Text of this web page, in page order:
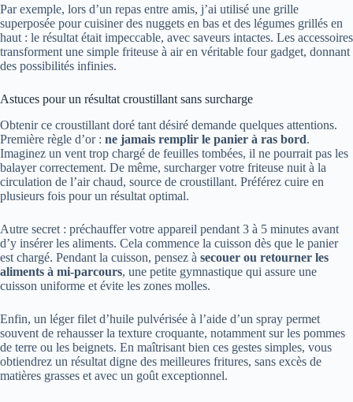
Par exemple, lors d’un repas entre amis, j’ai utilisé une grille
superposée pour cuisiner des nuggets en bas et des légumes grillés en
haut : le résultat était impeccable, avec saveurs intactes. Les accessoires
transforment une simple friteuse à air en véritable four gadget, donnant
des possibilités infinies.
Astuces pour un résultat croustillant sans surcharge
Obtenir ce croustillant doré tant désiré demande quelques attentions.
Première règle d’or : ne jamais remplir le panier à ras bord.
Imaginez un vent trop chargé de feuilles tombées, il ne pourrait pas les
balayer correctement. De même, surcharger votre friteuse nuit à la
circulation de l’air chaud, source de croustillant. Préférez cuire en
plusieurs fois pour un résultat optimal.
Autre secret : préchauffer votre appareil pendant 3 à 5 minutes avant
d’y insérer les aliments. Cela commence la cuisson dès que le panier
est chargé. Pendant la cuisson, pensez à secouer ou retourner les
aliments à mi-parcours, une petite gymnastique qui assure une
cuisson uniforme et évite les zones molles.
Enfin, un léger filet d’huile pulvérisée à l’aide d’un spray permet
souvent de rehausser la texture croquante, notamment sur les pommes
de terre ou les beignets. En maîtrisant bien ces gestes simples, vous
obtiendrez un résultat digne des meilleures fritures, sans excès de
matières grasses et avec un goût exceptionnel.